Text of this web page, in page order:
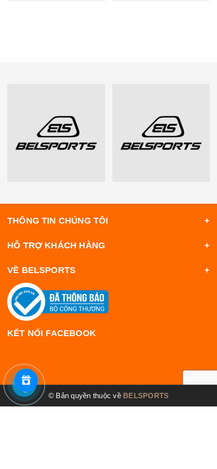
THÔNG TIN CHÚNG TÔI
HỖ TRỢ KHÁCH HÀNG
VỀ BELSPORTS
KẾT NỐI FACEBOOK
© Bản quyền thuộc về BELSPORTS